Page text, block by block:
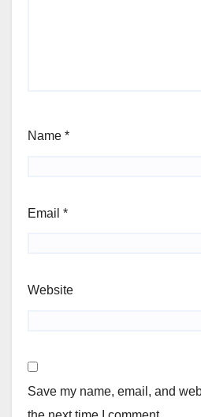
Name *
Email *
Website
Save my name, email, and